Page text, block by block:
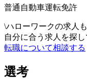
普通自動車運転免許
\ハローワークの求人
自分に合う求人を探し
転職について相談する
選考